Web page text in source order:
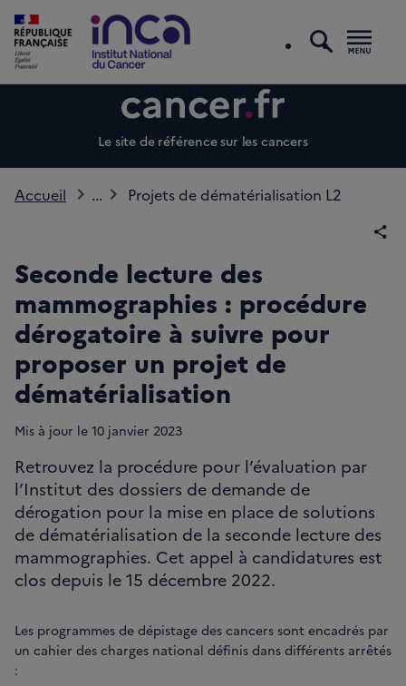
Le site de référence sur les cancers
Accueil ... Projets de dématérialisation L2
Seconde lecture des
mammographies : procédure
dérogatoire à suivre pour
proposer un projet de
dématérialisation
Mis à jour le 10 janvier 2023
Retrouvez la procédure pour l’évaluation par
l’Institut des dossiers de demande de
dérogation pour la mise en place de solutions
de dématérialisation de la seconde lecture des
mammographies. Cet appel à candidatures est
clos depuis le 15 décembre 2022.
Les programmes de dépistage des cancers sont encadrés par
un cahier des charges national définis dans différents arrêtés
: